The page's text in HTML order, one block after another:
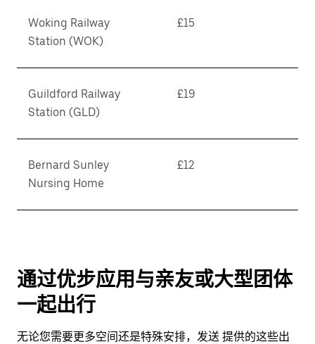
Woking Railway
Station (WOK)
£15
Guildford Railway
Station (GLD)
£19
Bernard Sunley
Nursing Home
£12
通过优步应用与亲友或大型团体
一起出行
无论您需要更多空间还是特殊安排，发送 提供的这些出